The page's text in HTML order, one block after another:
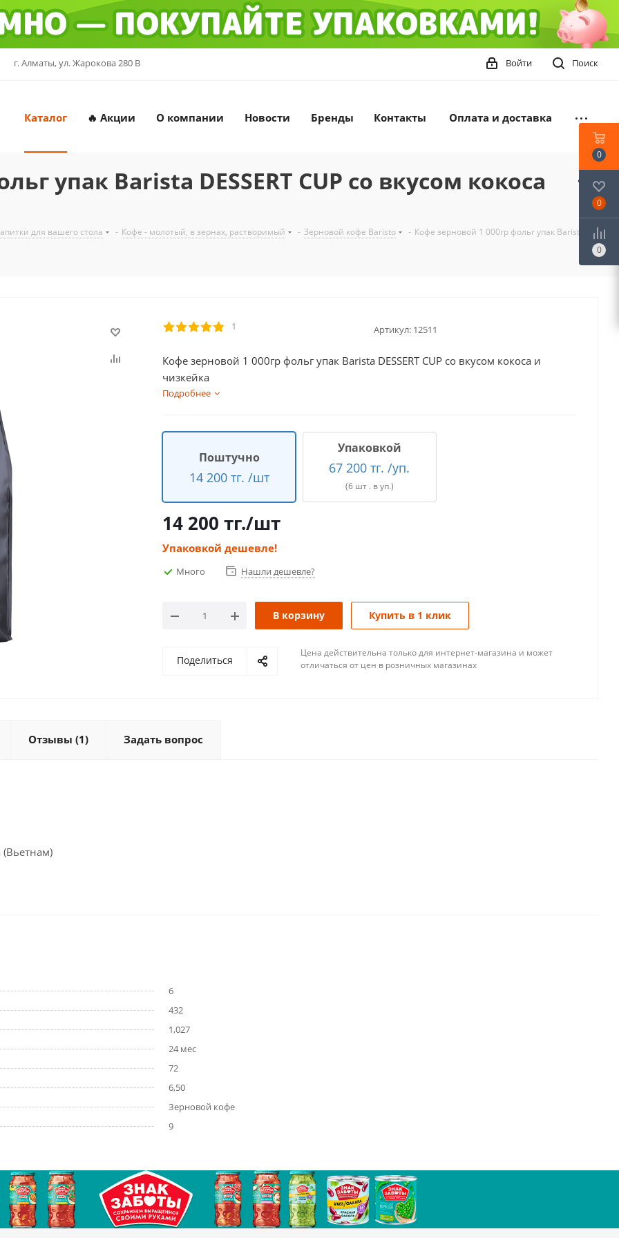
г. Алматы, ул. Жарокова 280 В Поиск
Войти
Каталог 🔥 Акции О компании Новости Бренды Контакты Оплата и доставка
упак Barista DESSERT CUP со вкусом кокоса
для вашего стола - Кофе - молотый, в зернах, растворимый - Зерновой кофе Baristo - Кофе зерновой 1 000гр фольг упак Barista
1 Артикул: 12511
Кофе зерновой 1 000гр фольг упак Barista DESSERT CUP со вкусом кокоса и
чизкейка
Подробнее
Поштучно
14 200 тг. /шт
Упаковкой
67 200 тг. /уп.
(6 шт . в уп.)
14 200 тг./шт
Упаковкой дешевле!
Много Нашли дешевле?
В корзину Купить в 1 клик
Поделиться
Цена действительна только для интернет-магазина и может
отличаться от цен в розничных магазинах
Отзывы (1) Задать вопрос
(Вьетнам)
6
432
1,027
24 мес
72
6,50
Зерновой кофе
9
0
0
0